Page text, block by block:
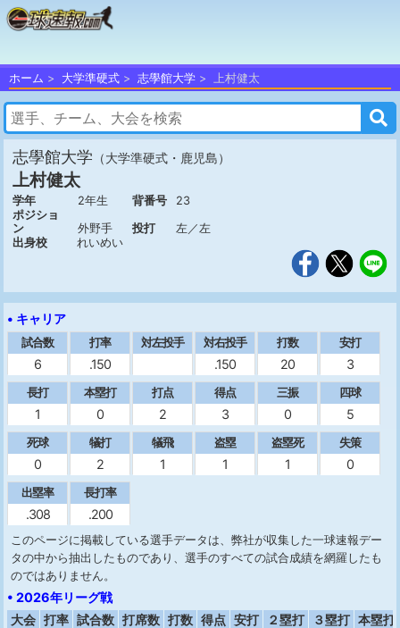
ホーム 大学準硬式 志學館大学 上村健太
志學館大学 （大学準硬式・鹿児島）
上村健太
学年 2年生 背番号
23
ポジショ
ン
外野手 投打
左／左
出身校
れいめい
• キャリア
試合数
6
打率
.150
対左投手 対右投手
.150
打数
20
安打
3
長打
1
本塁打
0
打点
2
得点
3
三振
0
四球
5
死球
0
犠打
2
犠飛
1
盗塁
1
盗塁死
1
失策
0
出塁率
.308
長打率
.200
このページに掲載している選手データは、弊社が収集した一球速報デー
タの中から抽出したものであり、選手のすべての試合成績を網羅したも
のではありません。
• 2026年リーグ戦
大会 打率 試合数 打席数 打数 得点 安打 ２塁打 ３塁打 本塁打